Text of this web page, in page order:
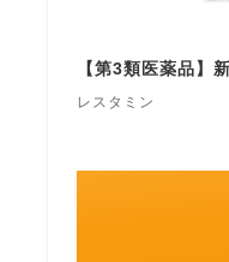
【第3類医薬品】
レスタミン